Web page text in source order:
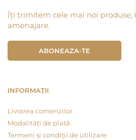
Îți trimitem cele mai noi produse,
amenajare.
ABONEAZA-TE
INFORMAȚII
Livrarea comenzilor
Modalități de plată
Termeni și condiții de utilizare